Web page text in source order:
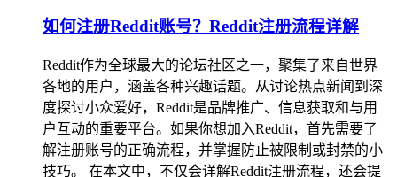
如何注册Reddit账号？Reddit注册流程详解
Reddit作为全球最大的论坛社区之一，聚集了来自世界
各地的用户，涵盖各种兴趣话题。从讨论热点新闻到深
度探讨小众爱好，Reddit是品牌推广、信息获取和与用
户互动的重要平台。如果你想加入Reddit，首先需要了
解注册账号的正确流程，并掌握防止被限制或封禁的小
技巧。 在本文中，不仅会详解Reddit注册流程，还会提